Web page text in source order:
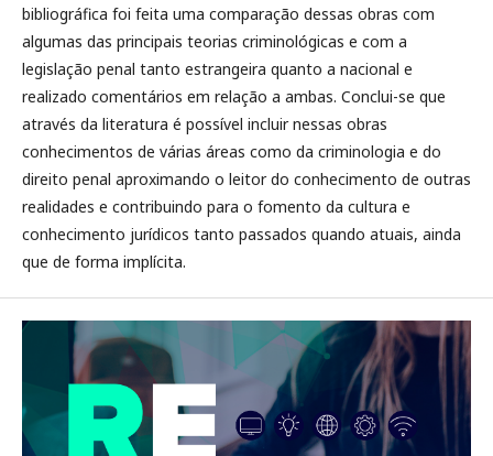
bibliográfica foi feita uma comparação dessas obras com
algumas das principais teorias criminológicas e com a
legislação penal tanto estrangeira quanto a nacional e
realizado comentários em relação a ambas. Conclui-se que
através da literatura é possível incluir nessas obras
conhecimentos de várias áreas como da criminologia e do
direito penal aproximando o leitor do conhecimento de outras
realidades e contribuindo para o fomento da cultura e
conhecimento jurídicos tanto passados quando atuais, ainda
que de forma implícita.